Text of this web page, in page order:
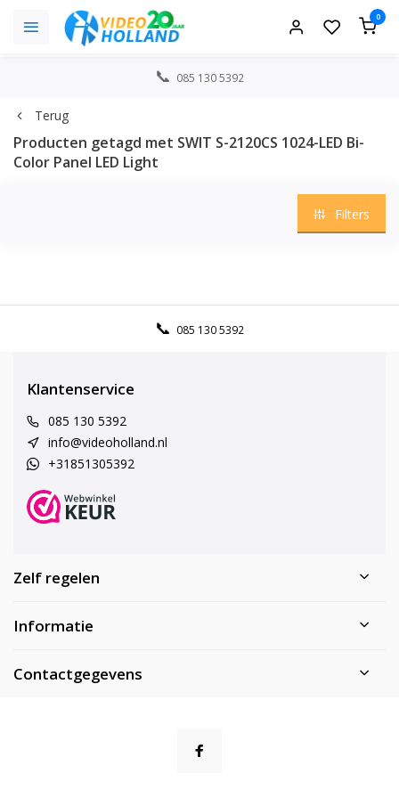
0
085 130 5392
Terug
Producten getagd met SWIT S-2120CS 1024-LED Bi-
Color Panel LED Light
Filters
085 130 5392
Klantenservice
085 130 5392
info@videoholland.nl
+31851305392
Zelf regelen
Informatie
Contactgegevens